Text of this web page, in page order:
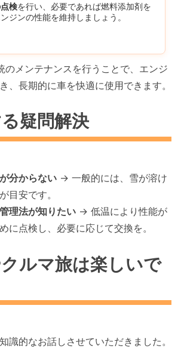
検を行い、必要であれば燃料添加剤を
ジンの性能を維持しましょう。
のメンテナンスを行うことで、エンジ
、長期的に車を快適に使用できます。
疑問解決
分からない -> 一般的には、雪が溶け
目安です。
理法が知りたい -> 低温により性能が
に点検し、必要に応じて交換を。
ルマ旅は楽しいで
識的なお話しさせていただきました。